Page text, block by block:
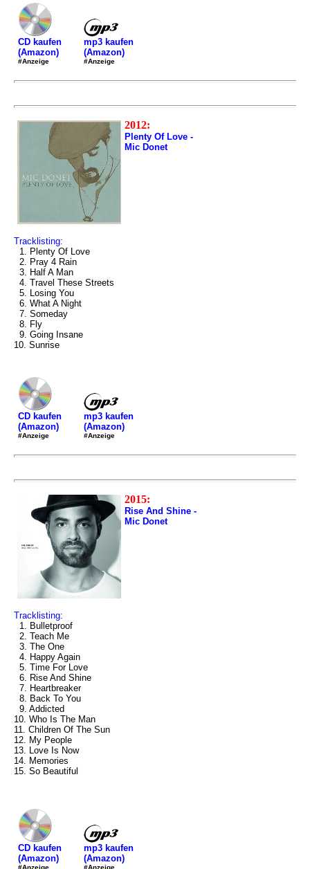
CD kaufen
(Amazon)
#Anzeige
mp3 kaufen
(Amazon)
#Anzeige
2012:
Plenty Of Love -
Mic Donet
Tracklisting:
1. Plenty Of Love
2. Pray 4 Rain
3. Half A Man
4. Travel These Streets
5. Losing You
6. What A Night
7. Someday
8. Fly
9. Going Insane
10. Sunrise
CD kaufen
(Amazon)
#Anzeige
mp3 kaufen
(Amazon)
#Anzeige
2015:
Rise And Shine -
Mic Donet
Tracklisting:
1. Bulletproof
2. Teach Me
3. The One
4. Happy Again
5. Time For Love
6. Rise And Shine
7. Heartbreaker
8. Back To You
9. Addicted
10. Who Is The Man
11. Children Of The Sun
12. My People
13. Love Is Now
14. Memories
15. So Beautiful
CD kaufen
(Amazon)
#Anzeige
mp3 kaufen
(Amazon)
#Anzeige